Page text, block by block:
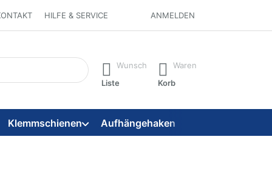
HILFE & SERVICE ANMELDEN
Während Sie tippen, erscheinen automatisch erste
Wunsch
Liste
Waren
Korb
Klemmschienen Aufhängehaken